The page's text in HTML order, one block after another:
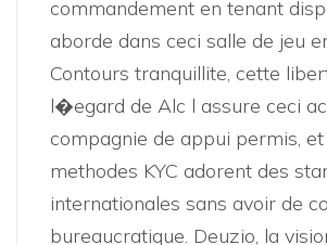
commandement en tenant
aborde dans ceci salle de jeu
Contours tranquillite, cette
l�egard de Alc l assure ceci
compagnie de appui permis, et
methodes KYC adorent des
internationales sans avoir de
bureaucratique. Deuzio, la